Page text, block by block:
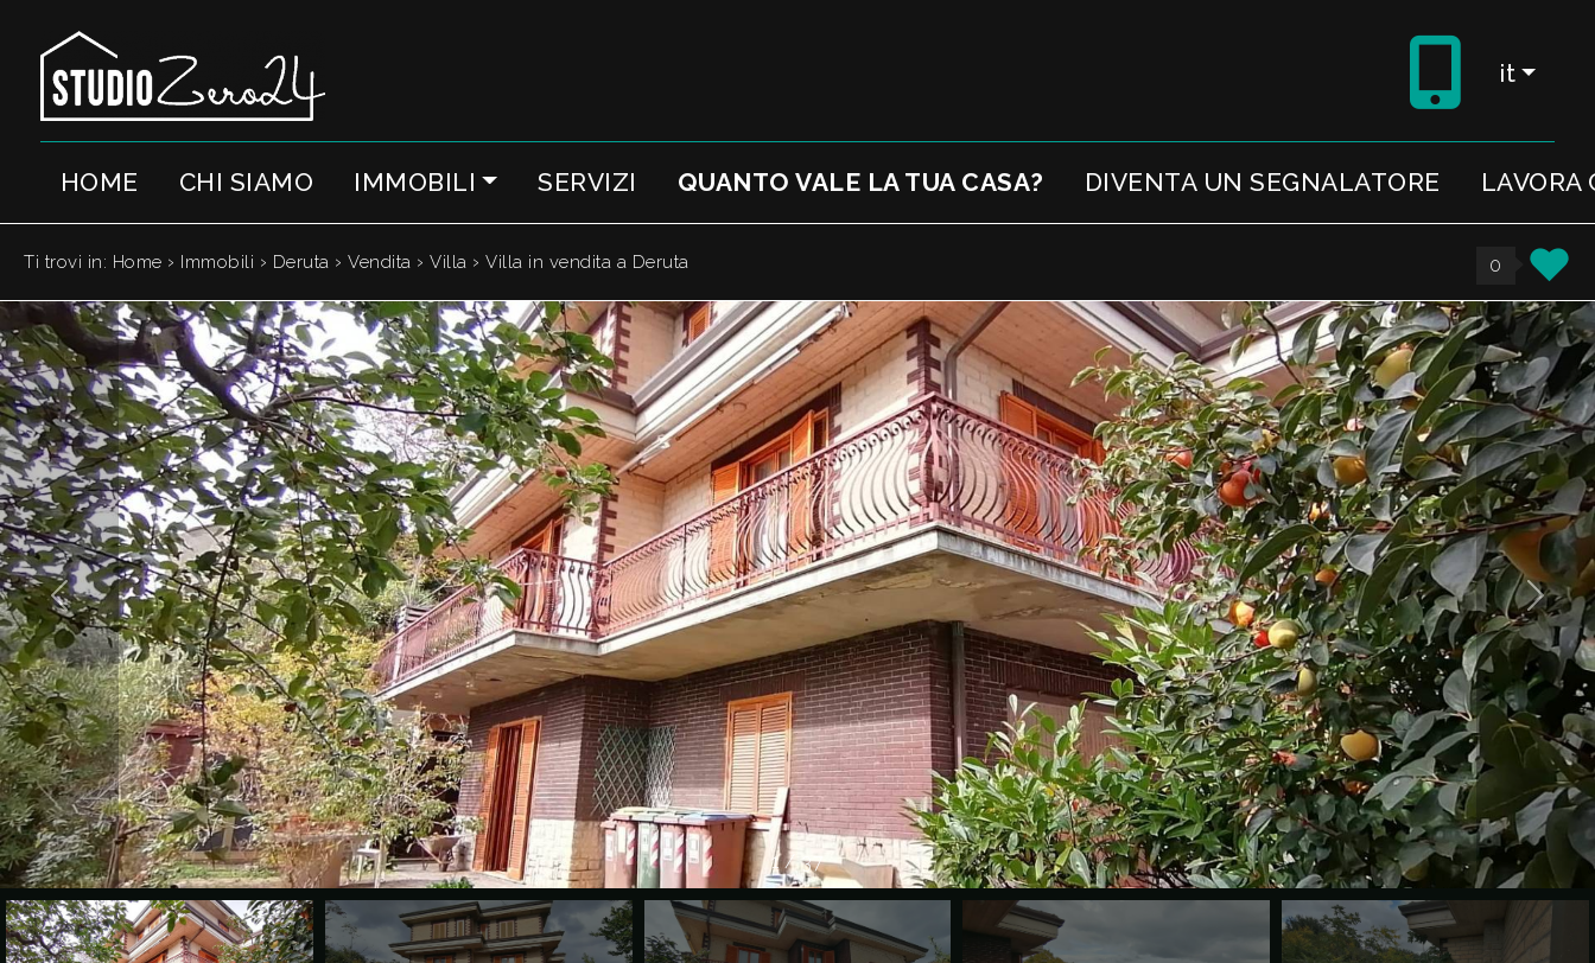
it
HOME CHI SIAMO IMMOBILI SERVIZI QUANTO VALE LA TUA CASA? DIVENTA UN SEGNALATORE LAVORA
Ti trovi in: Home › Immobili › Deruta › Vendita › Villa › Villa in vendita a Deruta 0
1 / 37
HOME
CHI
SIAMO
IMMOBILI
SERVIZI
QUANTO
VALE
LA
TUA
CASA?
DIVENTA
UN
SEGNALATORE
LAVORA
Codice
Contratto
Vendita
Affitto
Scegli
dove
cercare
Provincia
Comune
Tipologia
-
multiscelta